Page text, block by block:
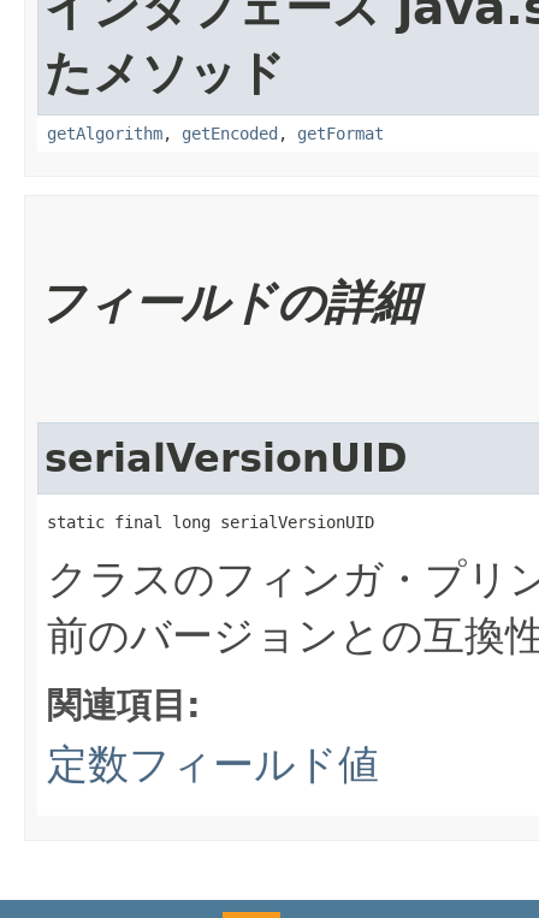
たメソッド
getAlgorithm, getEncoded , getFormat
フィールドの詳細
serialVersionUID
static final long serialVersionUID
クラスのフィンガ・プリ
前のバージョンとの互換
関連項目:
定数フィールド値